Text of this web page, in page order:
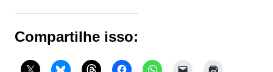
Compartilhe isso: